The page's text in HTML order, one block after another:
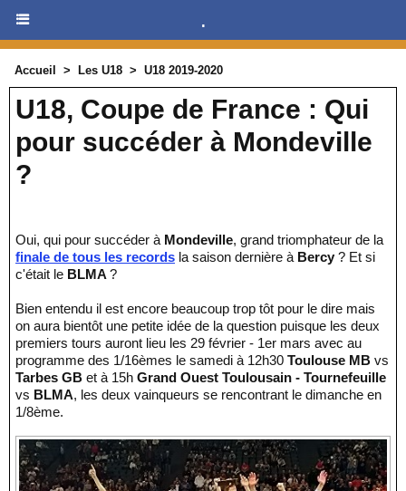
.
Accueil > Les U18 > U18 2019-2020
U18, Coupe de France : Qui
pour succéder à Mondeville
?
Oui, qui pour succéder à Mondeville, grand triomphateur de la
finale de tous les records la saison dernière à Bercy ? Et si
c'était le BLMA ?
Bien entendu il est encore beaucoup trop tôt pour le dire mais
on aura bientôt une petite idée de la question puisque les deux
premiers tours auront lieu les 29 février - 1er mars avec au
programme des 1/16èmes le samedi à 12h30 Toulouse MB vs
Tarbes GB et à 15h Grand Ouest Toulousain - Tournefeuille
vs BLMA, les deux vainqueurs se rencontrant le dimanche en
1/8ème.